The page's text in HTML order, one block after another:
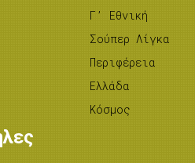
Γ’ Εθνική
Σούπερ Λίγκα
Περιφέρεια
Ελλάδα
Κόσμος